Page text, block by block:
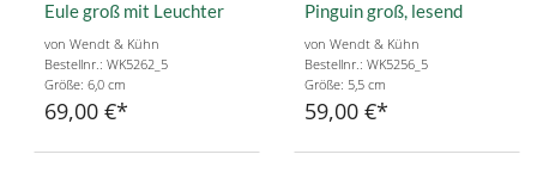
Eule groß mit Leuchter
von Wendt & Kühn
Bestellnr.: WK5262_5
Größe: 6,0 cm
69,00 €
Pinguin groß, lesend
von Wendt & Kühn
Bestellnr.: WK5256_5
Größe: 5,5 cm
59,00 €